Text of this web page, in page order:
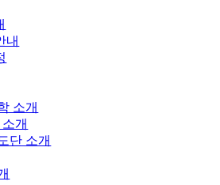
내
소개
개
단 소개